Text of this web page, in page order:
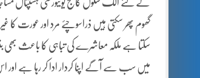
کے لئے الگ سکول کالج یونیورسٹی ہسپتال
گھوم پھر سکتی ہیں ذراسوچئے مرد اور عورت کا
سکتا ہے ملکہ معاشرے کی تباہی کا باعث بھی
میں سب سے آگے اپنا کردار ادا کر رہا ہے اور